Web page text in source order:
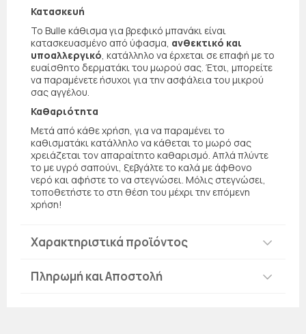
Κατασκευή
Το Bulle κάθισμα για βρεφικό μπανάκι είναι
κατασκευασμένο από ύφασμα, ανθεκτικό και
υποαλλεργικό, κατάλληλο να έρχεται σε επαφή με το
ευαίσθητο δερματάκι του μωρού σας. Έτσι, μπορείτε
να παραμένετε ήσυχοι για την ασφάλεια του μικρού
σας αγγέλου.
Καθαριότητα
Μετά από κάθε χρήση, για να παραμένει το
καθισματάκι κατάλληλο να κάθεται το μωρό σας
χρειάζεται τον απαραίτητο καθαρισμό. Απλά πλύντε
το με υγρό σαπούνι, ξεβγάλτε το καλά με άφθονο
νερό και αφήστε το να στεγνώσει. Μόλις στεγνώσει,
τοποθετήστε το στη θέση του μέχρι την επόμενη
χρήση!
Χαρακτηριστικά προϊόντος
Πληρωμή και Αποστολή